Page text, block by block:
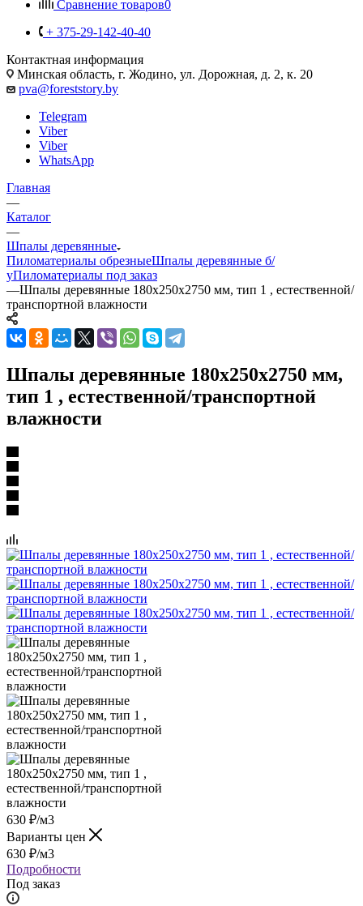
Сравнение товаров0
+ 375-29-142-40-40
Контактная информация
Минская область, г. Жодино, ул. Дорожная, д. 2, к. 20
pva@foreststory.by
Telegram
Viber
Viber
WhatsApp
Главная
—
Каталог
—
Шпалы деревянные
Пиломатериалы обрезныеШпалы деревянные б/
уПиломатериалы под заказ
—Шпалы деревянные 180x250x2750 мм, тип 1 , естественной/
транспортной влажности
Шпалы деревянные 180x250x2750 мм,
тип 1 , естественной/транспортной
влажности
630 ₽/м3
Варианты цен
630 ₽/м3
Подробности
Под заказ